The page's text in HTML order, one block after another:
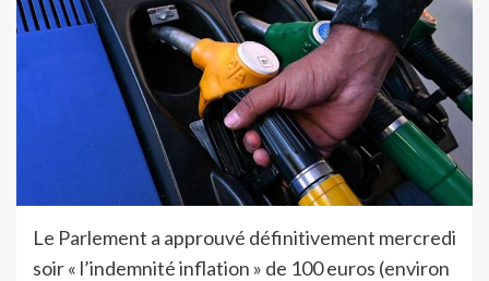
Le Parlement a approuvé définitivement mercredi
soir « l’indemnité inflation » de 100 euros (environ